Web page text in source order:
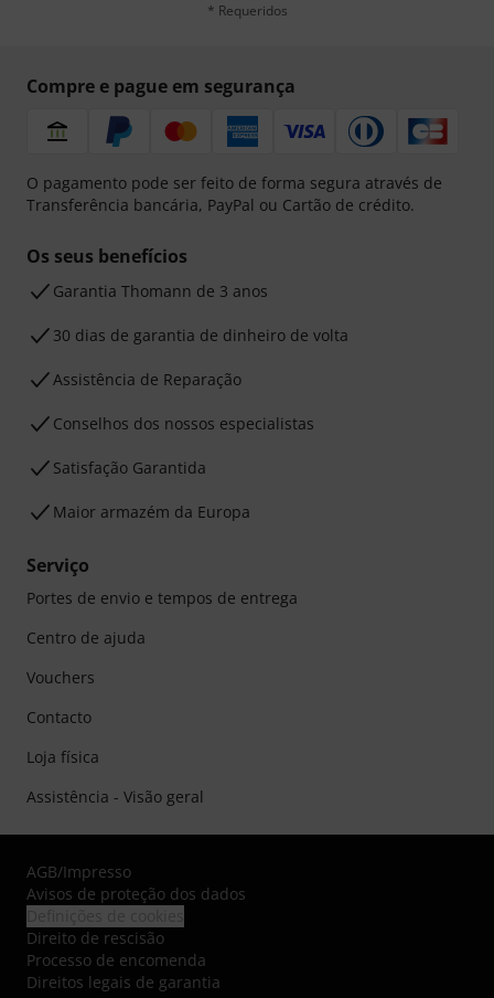
* Requeridos
Compre e pague em segurança
O pagamento pode ser feito de forma segura através de
Transferência bancária, PayPal ou Cartão de crédito.
Os seus benefícios
Garantia Thomann de 3 anos
30 dias de garantia de dinheiro de volta
Assistência de Reparação
Conselhos dos nossos especialistas
Satisfação Garantida
Maior armazém da Europa
Serviço
Portes de envio e tempos de entrega
Centro de ajuda
Vouchers
Contacto
Loja física
Assistência - Visão geral
AGB/Impresso
Avisos de proteção dos dados
Direito de rescisão
Processo de encomenda
Direitos legais de garantia